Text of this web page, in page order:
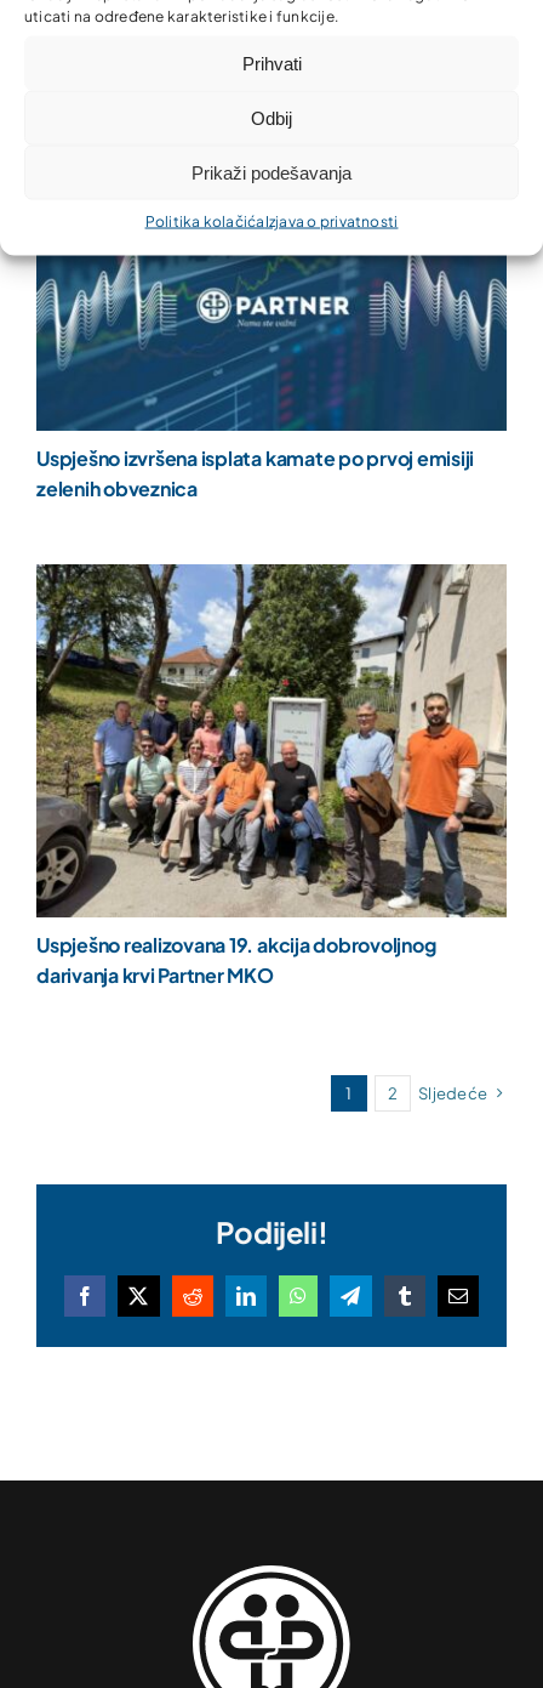
uticati na određene karakteristike i funkcije.
Prihvati
Odbij
Prikaži podešavanja
Politika kolačića Izjava o privatnosti
Zajedno za ljepšu i uredniju zajednicu!
Uspješno izvršena isplata kamate po prvoj emisiji
zelenih obveznica
Uspješno realizovana 19. akcija dobrovoljnog
darivanja krvi Partner MKO
1 2 Sljedeće
Podijeli!
Facebook
X RedditLinkedInWhatsAppTelegramTumblrEmail